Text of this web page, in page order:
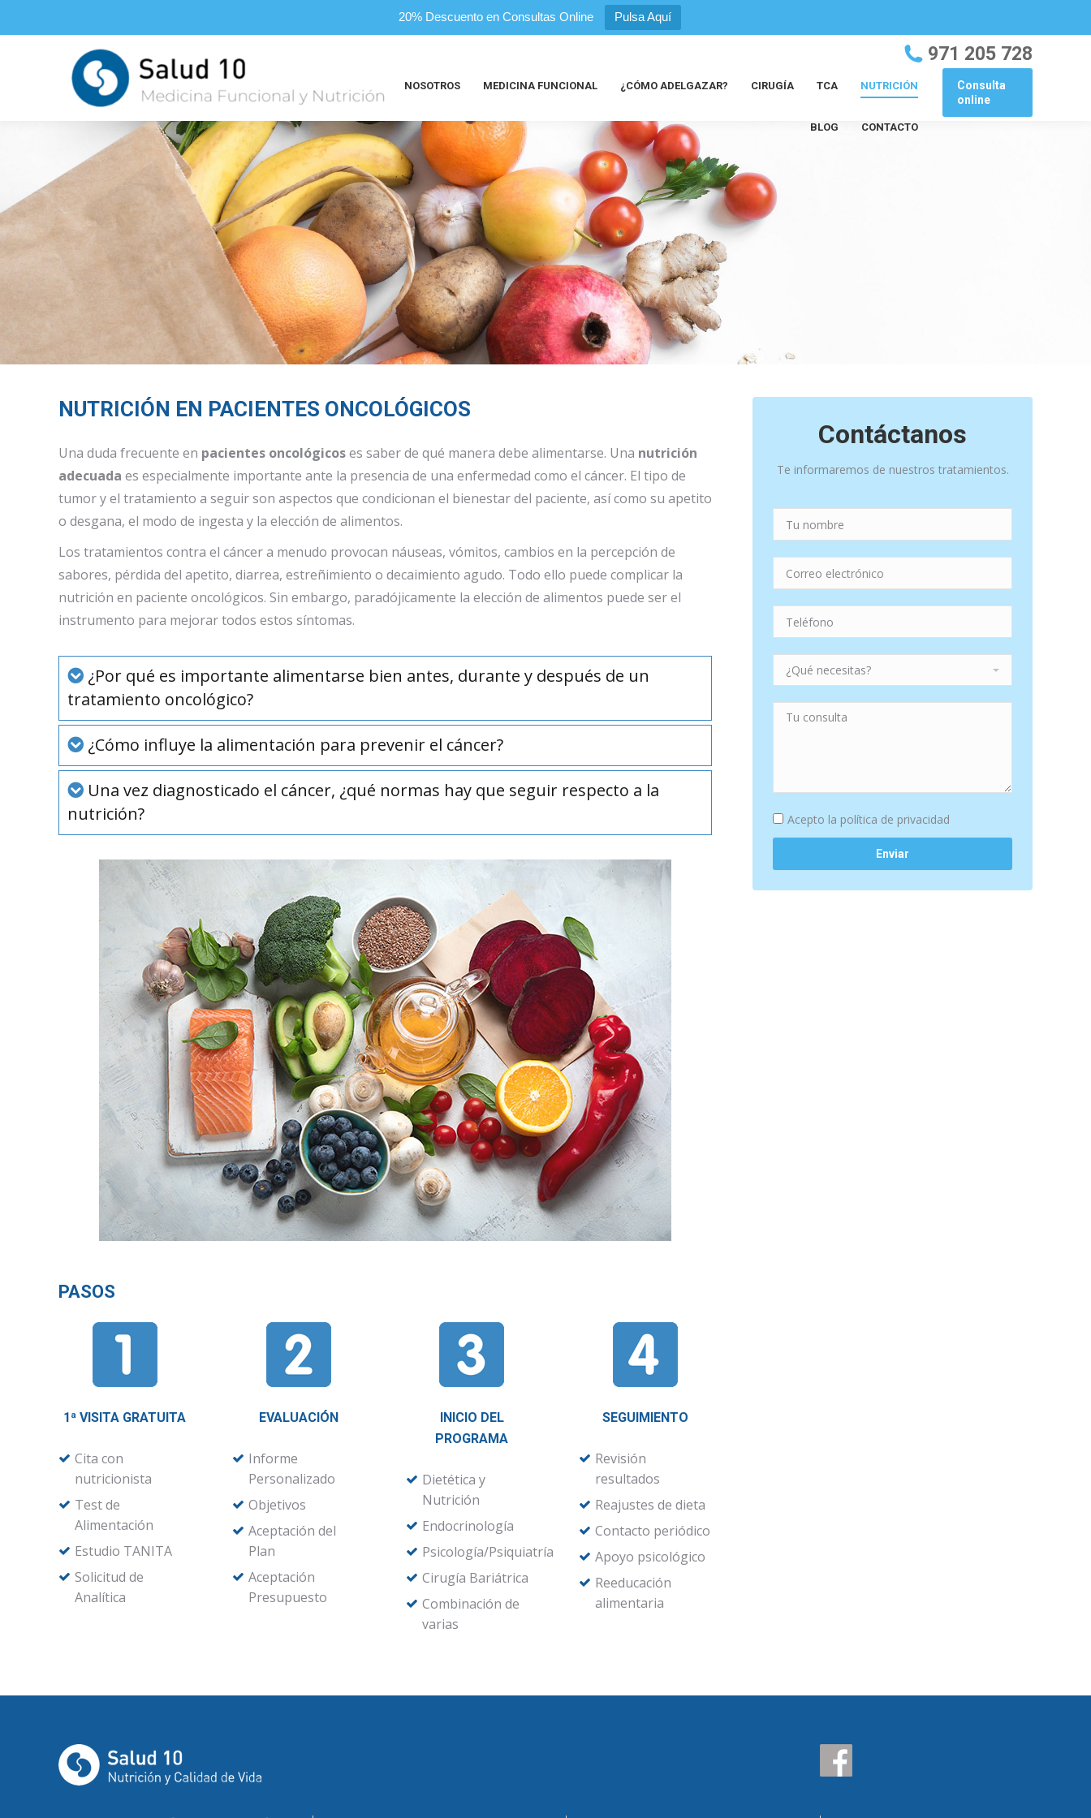
20% Descuento en Consultas Online Pulsa Aquí
971 205 728
NOSOTROS MEDICINA FUNCIONAL ¿CÓMO ADELGAZAR? CIRUGÍA TCA NUTRICIÓN
BLOG CONTACTO
Consulta
online
NUTRICIÓN EN PACIENTES ONCOLÓGICOS
Una duda frecuente en pacientes oncológicoses saber de qué manera debe alimentarse. Una nutrición
adecuada es especialmente importante ante la presencia de una enfermedad como el cáncer. El tipo de
tumor y el tratamiento a seguir son aspectos que condicionan el bienestar del paciente, así como su apetito
o desgana, el modo de ingesta y la elección de alimentos.
Los tratamientos contra el cáncer a menudo provocan náuseas, vómitos, cambios en la percepción de
sabores, pérdida del apetito, diarrea, estreñimiento o decaimiento agudo. Todo ello puede complicar la
nutrición en paciente oncológicos. Sin embargo, paradójicamente la elección de alimentos puede ser el
instrumento para mejorar todos estos síntomas.
¿Por qué es importante alimentarse bien antes, durante y después de un
tratamiento oncológico?
¿Cómo influye la alimentación para prevenir el cáncer?
Una vez diagnosticado el cáncer, ¿qué normas hay que seguir respecto a la
nutrición?
PASOS
1ª VISITA GRATUITA
Cita con
nutricionista
Test de
Alimentación
Estudio TANITA
Solicitud de
Analítica
EVALUACIÓN
Informe
Personalizado
Objetivos
Aceptación del
Plan
Aceptación
Presupuesto
INICIO DEL
PROGRAMA
Dietética y
Nutrición
Endocrinología
Psicología/Psiquiatría
Cirugía Bariátrica
Combinación de
varias
SEGUIMIENTO
Revisión
resultados
Reajustes de dieta
Contacto periódico
Apoyo psicológico
Reeducación
alimentaria
Contáctanos
Te informaremos de nuestros tratamientos.
Acepto la política de privacidad